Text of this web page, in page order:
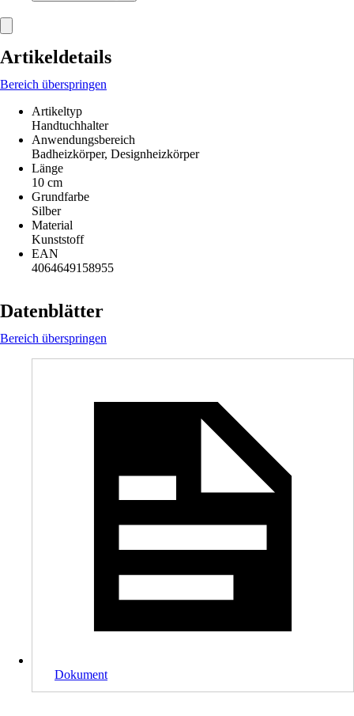
Artikeldetails
Bereich überspringen
Artikeltyp
Handtuchhalter
Anwendungsbereich
Badheizkörper, Designheizkörper
Länge
10 cm
Grundfarbe
Silber
Material
Kunststoff
EAN
4064649158955
Datenblätter
Bereich überspringen
Dokument